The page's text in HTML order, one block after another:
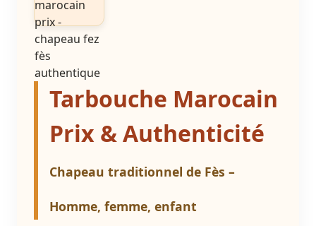
Tarbouche Marocain
Prix & Authenticité
Chapeau traditionnel de Fès –
Homme, femme, enfant